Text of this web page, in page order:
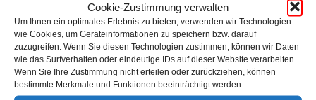
Cookie-Zustimmung verwalten
Um Ihnen ein optimales Erlebnis zu bieten, verwenden wir Technologien
wie Cookies, um Geräteinformationen zu speichern bzw. darauf
zuzugreifen. Wenn Sie diesen Technologien zustimmen, können wir Daten
wie das Surfverhalten oder eindeutige IDs auf dieser Website verarbeiten.
Wenn Sie Ihre Zustimmung nicht erteilen oder zurückziehen, können
bestimmte Merkmale und Funktionen beeinträchtigt werden.
Back
to
calendar
days
Filter